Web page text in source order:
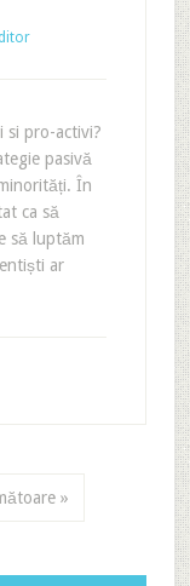
si pro-activi?
pasivă
În
ca să
să luptăm
ar
»